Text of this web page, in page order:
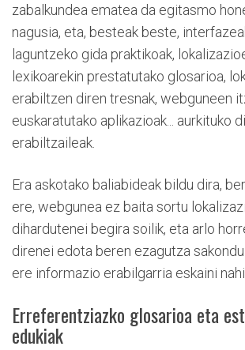
zabalkundea ematea da egitasmo
nagusia, eta, besteak beste,
laguntzeko gida praktikoak,
lexikoarekin prestatutako glosarioa,
erabiltzen diren tresnak, webguneen
euskaratutako aplikazioak... aurkituko
erabiltzaileak.
Era askotako baliabideak bildu dira,
ere, webgunea ez baita sortu
dihardutenei begira soilik, eta arlo
direnei edota beren ezagutza
ere informazio erabilgarria eskaini nahi
Erreferentziazko glosarioa eta
edukiak